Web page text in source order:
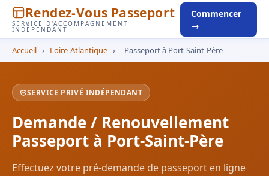
Rendez-Vous Passeport
SERVICE D'ACCOMPAGNEMENT
INDÉPENDANT
Commencer
→
Accueil › Loire-Atlantique › Passeport à Port-Saint-Père
SERVICE PRIVÉ INDÉPENDANT
Demande / Renouvellement
Passeport à Port-Saint-Père
Effectuez votre pré-demande de passeport en ligne